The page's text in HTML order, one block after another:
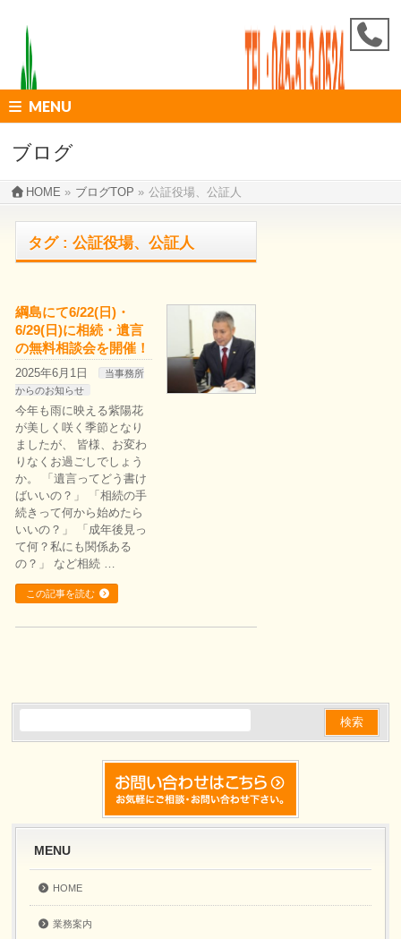
MENU
ブログ
HOME » ブログTOP » 公証役場、公証人
タグ : 公証役場、公証人
綱島にて6/22(日)・
6/29(日)に相続・遺言
の無料相談会を開催！
2025年6月1日
当事務所
からのお知らせ
今年も雨に映える紫陽花
が美しく咲く季節となり
ましたが、 皆様、お変わ
りなくお過ごしでしょう
か。 「遺言ってどう書け
ばいいの？」 「相続の手
続きって何から始めたら
いいの？」 「成年後見っ
て何？私にも関係ある
の？」 など相続 …
この記事を読む
MENU
HOME
業務案内